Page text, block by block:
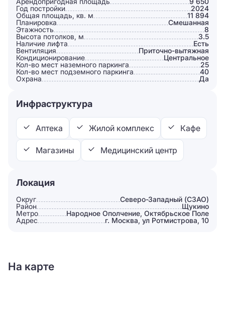
Год постройки
2024
Общая площадь, кв. м
11 894
Планировка
Смешанная
Этажность
8
Высота потолков, м
3.5
Наличие лифта
Есть
Вентиляция
Приточно-вытяжная
Кондиционирование
Центральное
Кол-во мест наземного паркинга
25
Кол-во мест подземного паркинга
40
Охрана
Да
Инфраструктура
Аптека Жилой комплекс Кафе
Магазины Медицинский центр
Локация
Округ
Северо-Западный (СЗАО)
Район
Щукино
Метро
Народное Ополчение, Октябрьское Поле
Адрес
г. Москва, ул Ротмистрова, 10
На карте